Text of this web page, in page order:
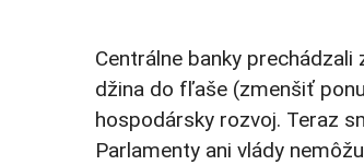
Centrálne banky
džina do fľaše (zmenšiť
hospodársky rozvoj. Teraz
Parlamenty ani vlády